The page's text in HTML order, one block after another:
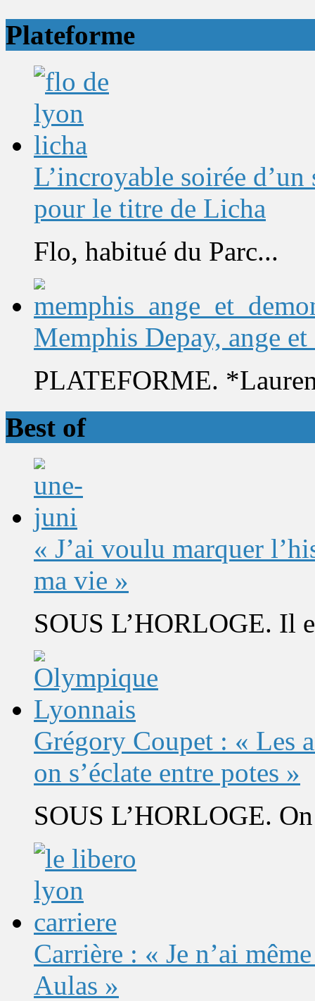
Plateforme
L’incroyable soirée
pour le titre de Licha
Flo, habitué du Parc...
Memphis Depay, ange et
PLATEFORME.
Best of
« J’ai voulu marquer
ma vie »
SOUS L’HORLOGE. Il
Grégory Coupet : « Les
on s’éclate entre potes »
SOUS L’HORLOGE.
Carrière : « Je n’ai
Aulas »